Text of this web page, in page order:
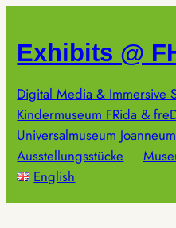
springen
Exhibits @
Digital Media & Immersive
Kindermuseum FRida &
Universalmuseum Joanneum
Ausstellungsstücke
English